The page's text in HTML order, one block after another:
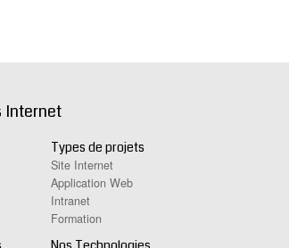
Internet
Types de projets
Site Internet
Application Web
Intranet
Formation